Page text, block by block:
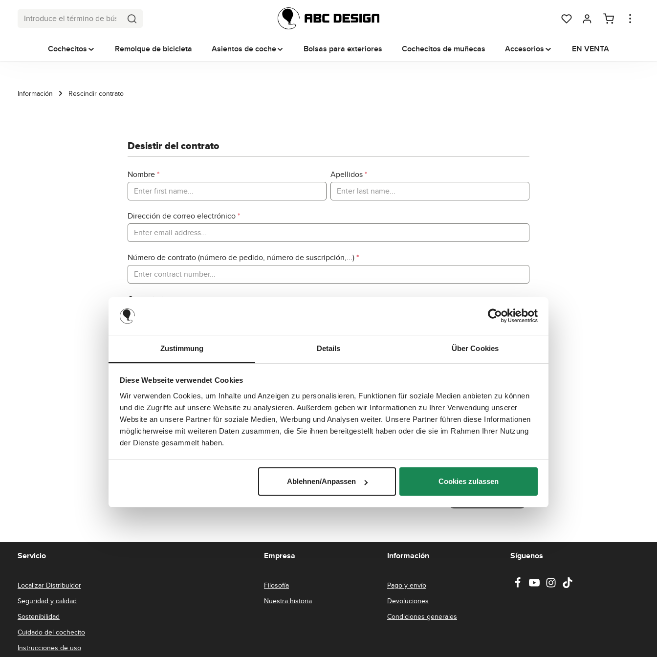
Zustimmung Details Über Cookies
Diese Webseite verwendet Cookies
Wir verwenden Cookies, um Inhalte und Anzeigen zu personalisieren, Funktionen für soziale Medien anbieten zu können
und die Zugriffe auf unsere Website zu analysieren. Außerdem geben wir Informationen zu Ihrer Verwendung unserer
Website an unsere Partner für soziale Medien, Werbung und Analysen weiter. Unsere Partner führen diese Informationen
möglicherweise mit weiteren Daten zusammen, die Sie ihnen bereitgestellt haben oder die sie im Rahmen Ihrer Nutzung
der Dienste gesammelt haben.
Ablehnen/Anpassen Cookies zulassen
Tienes 0 artículos en tu lista
Cochecitos Remolque de bicicleta Asientos de coche Bolsas para exteriores Cochecitos de muñecas Accesorios EN VENTA
Información Rescindir contrato
Desistir del contrato
Nombre* Apellidos*
Dirección de correo electrónico*
Número de contrato (número de pedido, número de suscripción,...)*
Comentario
Este sitio está protegido por reCAPTCHA y se aplican la Política de privacidadde Google yTérminos de servicio
Política de privacidad
Al seleccionar continuar, confirmas que has leído nuestra información de protección de datos de
%pPrivacyModalTagOpen%d y que has aceptado nuestros términos y condiciones generales de
%toSmodalTagOpen%g.*
Confirmar anulación
Servicio
Localizar Distribuidor
Seguridad y calidad
Sostenibilidad
Cuidado del cochecito
Instrucciones de uso
Empresa
Filosofía
Nuestra historia
Información
Pago y envío
Devoluciones
Condiciones generales
Síguenos